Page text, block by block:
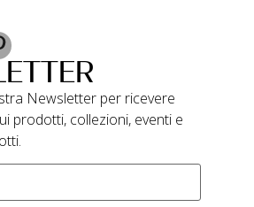
Newsletter per ricevere
prodotti, collezioni, eventi e